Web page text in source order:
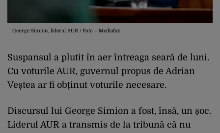
George Simion, liderul AUR / Foto – Mediafax
Suspansul a plutit în aer întreaga seară de luni.
Cu voturile AUR, guvernul propus de Adrian
Veștea ar fi obținut voturile necesare.
Discursul lui George Simion a fost, însă, un șoc.
Liderul AUR a transmis de la tribună că nu